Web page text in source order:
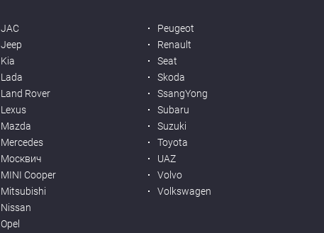
JAC
Jeep
Kia
Lada
Land Rover
Lexus
Mazda
Mercedes
Москвич
MINI Cooper
Mitsubishi
Nissan
Opel
Peugeot
Renault
Seat
Skoda
SsangYong
Subaru
Suzuki
Toyota
UAZ
Volvo
Volkswagen